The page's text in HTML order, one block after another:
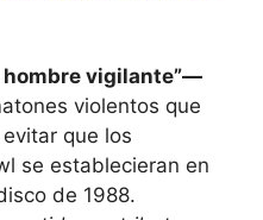
vigilante”—
violentos que
que los
se establecieran en
de 1988.